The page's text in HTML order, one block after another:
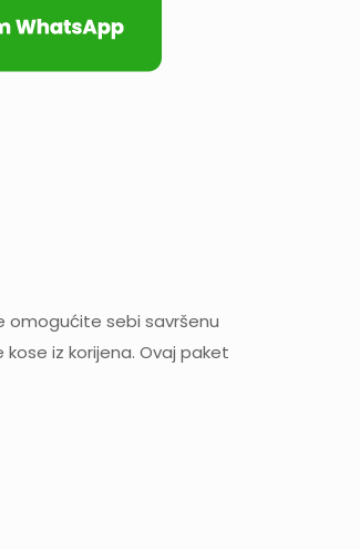
omogućite sebi savršenu
iz korijena. Ovaj paket